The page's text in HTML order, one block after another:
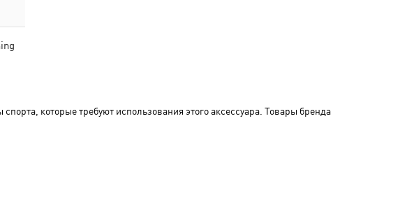
которые требуют использования этого аксессуара. Товары бренда